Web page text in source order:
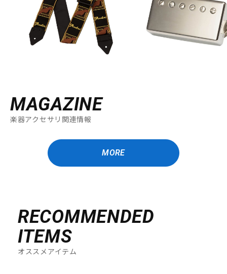
MAGAZINE
楽器アクセサリ関連情報
MORE
RECOMMENDED
ITEMS
オススメアイテム